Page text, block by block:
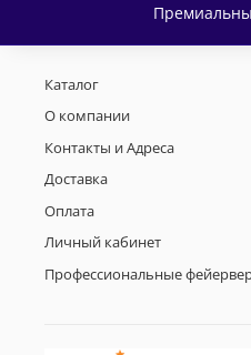
Каталог
О компании
Контакты и Адреса
Доставка
Оплата
Личный кабинет
Профессиональные